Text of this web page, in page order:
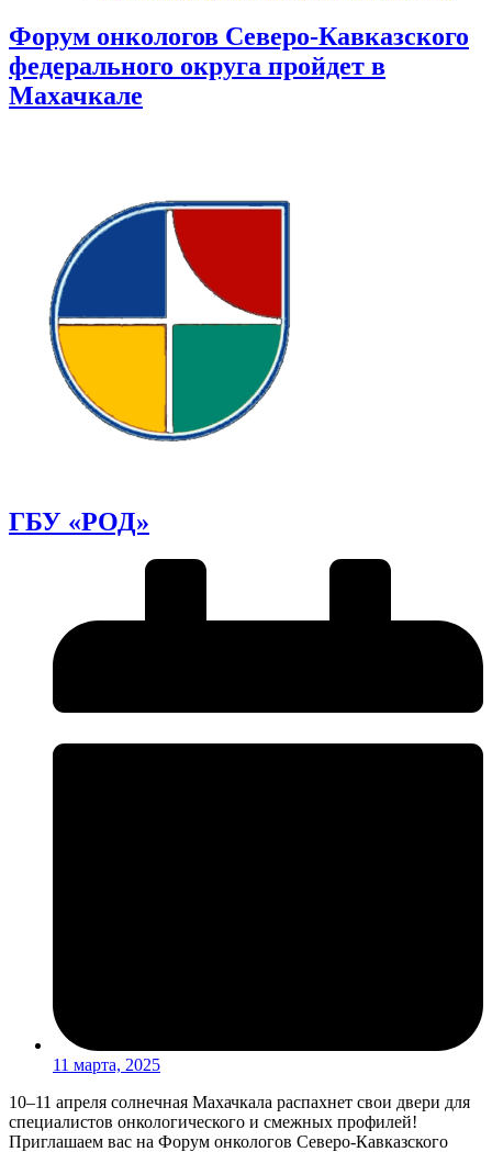
Форум онкологов Северо-Кавказского
федерального округа пройдет в
Махачкале
ГБУ «РОД»
11 марта, 2025
10–11 апреля солнечная Махачкала распахнет свои двери для
специалистов онкологического и смежных профилей!
Приглашаем вас на Форум онкологов Северо-Кавказского